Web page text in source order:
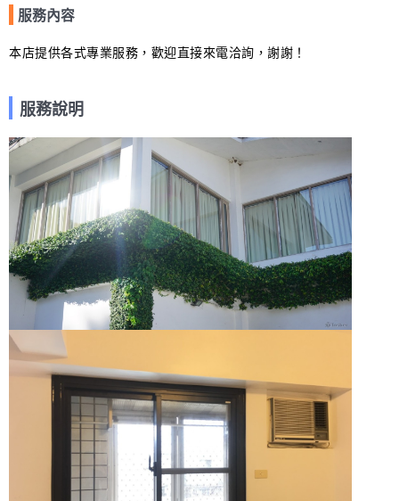
服務內容
本店提供各式專業服務，歡迎直接來電洽詢，謝謝！
服務說明